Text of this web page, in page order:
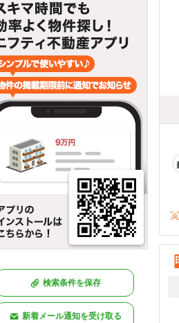
検索条件を保存
新着メール通知を受け取る